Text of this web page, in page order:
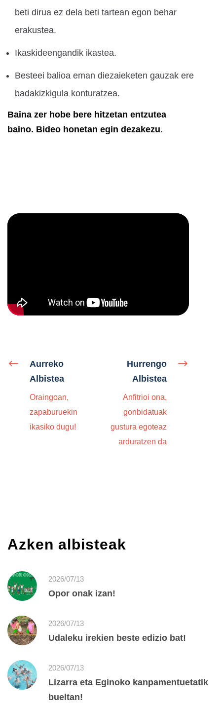
beti dirua ez dela beti tartean egon behar
erakustea.
Ikaskideengandik ikastea.
Besteei balioa eman diezaieketen gauzak ere
badakizkigula konturatzea.
Baina zer hobe bere hitzetan entzutea
baino. Bideo honetan egin dezakezu.
Aurreko
Albistea
Oraingoan,
zapaburuekin
ikasiko dugu!
Hurrengo
Albistea
Anfitrioi ona,
gonbidatuak
gustura egoteaz
arduratzen da
Azken albisteak
2026/07/13
Opor onak izan!
2026/07/13
Udaleku irekien beste edizio bat!
2026/07/13
Lizarra eta Eginoko kanpamentuetatik
bueltan!